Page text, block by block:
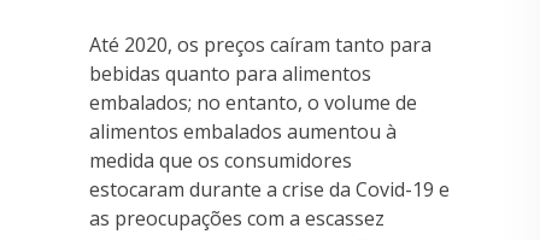
Até 2020, os preços caíram tanto para
bebidas quanto para alimentos
embalados; no entanto, o volume de
alimentos embalados aumentou à
medida que os consumidores
estocaram durante a crise da Covid-19 e
as preocupações com a escassez